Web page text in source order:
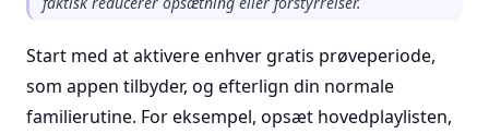
Start med at aktivere enhver gratis prøveperiode,
som appen tilbyder, og efterlign din normale
familierutine. For eksempel, opsæt hovedplaylisten,